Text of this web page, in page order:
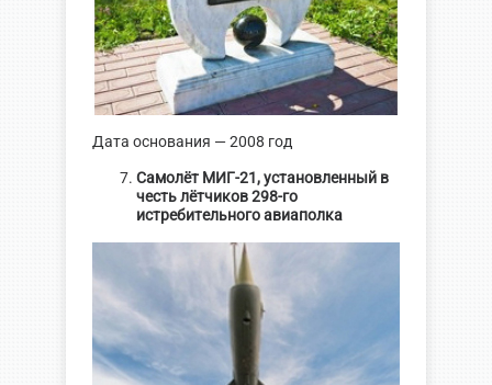
Дата основания — 2008 год
Самолёт МИГ-21, установленный в
честь лётчиков 298-го
истребительного авиаполка